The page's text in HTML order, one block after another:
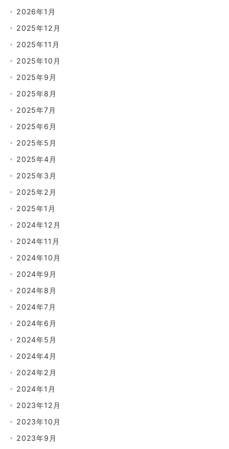
2026年1月
2025年12月
2025年11月
2025年10月
2025年9月
2025年8月
2025年7月
2025年6月
2025年5月
2025年4月
2025年3月
2025年2月
2025年1月
2024年12月
2024年11月
2024年10月
2024年9月
2024年8月
2024年7月
2024年6月
2024年5月
2024年4月
2024年2月
2024年1月
2023年12月
2023年10月
2023年9月